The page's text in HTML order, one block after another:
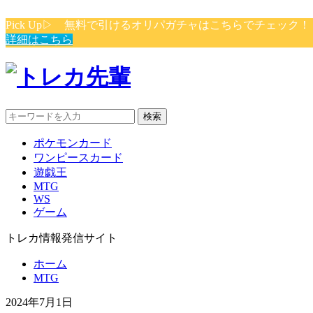
Pick Up▷ 無料で引けるオリパガチャはこちらでチェック
詳細はこちら
検索
ポケモンカード
ワンピースカード
遊戯王
MTG
WS
ゲーム
トレカ情報発信サイト
ホーム
MTG
2024年7月1日